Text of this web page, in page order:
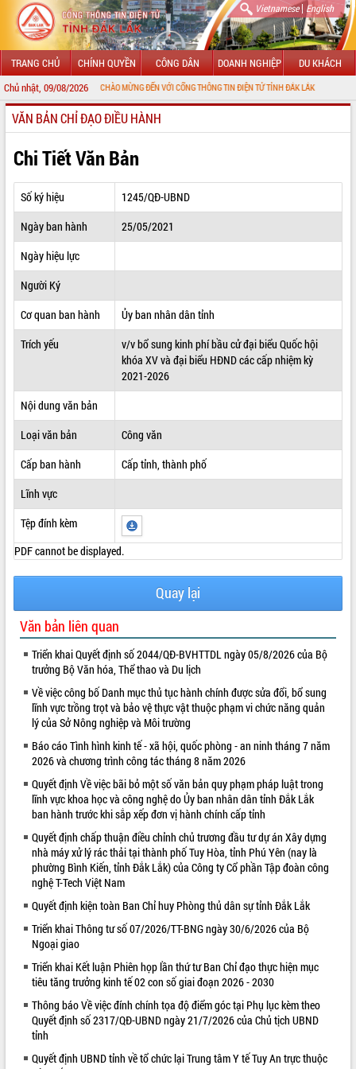
Vietnamese| English
TRANG CHỦ CHÍNH QUYỀN CÔNG DÂN DOANH NGHIỆP DU KHÁCH
Chủ nhật, 09/08/2026CHÀO MỪNG ĐẾN VỚI CỔNG THÔNG TIN ĐIỆN TỬ TỈNH ĐẮK LẮK
GIỚI THIỆU
LÃNH ĐẠO UBND TỈNH
TIN TỨC SỰ KIỆN
SỞ, BAN, NGÀNH
THÔNG TIN CHỈ ĐẠO ĐIỀU HÀNH
HỆ THỐNG VĂN BẢN
VĂN BẢN HĐND TỈNH
QUY HOẠCH - KẾ HOẠCH
VIDEO
Trailer Lễ hội Sầu riêng Đắk Lắk năm
2026
Khám bệnh, cấp phát thuốc miễn phí
và tặng quà người dân xã Cư Pui
Hội nghị UBND tỉnh Đắk Lắk thường kỳ
tháng 7/2026
Lễ truy tặng danh hiệu “Bà Mẹ Việt
Nam Anh hùng” và trao Huân chương
Lao động
UBND tỉnh Đắk Lắk triển khai nhiệm
ALBUM ẢNH
VĂN BẢN CHỈ ĐẠO ĐIỀU HÀNH
Chi Tiết Văn Bản
Số ký hiệu
1245/QĐ-UBND
Ngày ban hành
25/05/2021
Ngày hiệu lực
Người Ký
Cơ quan ban hành
Ủy ban nhân dân tỉnh
Trích yếu
v/v bổ sung kinh phí bầu cử đại biểu Quốc hội
khóa XV và đại biểu HĐND các cấp nhiệm kỳ
2021-2026
Nội dung văn bản
Loại văn bản
Công văn
Cấp ban hành
Cấp tỉnh, thành phố
Lĩnh vực
Tệp đính kèm
PDF cannot be displayed.
Quay lại
Văn bản liên quan
Triển khai Quyết định số 2044/QĐ-BVHTTDL ngày 05/8/2026 của Bộ
trưởng Bộ Văn hóa, Thể thao và Du lịch
Về việc công bố Danh mục thủ tục hành chính được sửa đổi, bổ sung
lĩnh vực trồng trọt và bảo vệ thực vật thuộc phạm vi chức năng quản
lý của Sở Nông nghiệp và Môi trường
Báo cáo Tình hình kinh tế - xã hội, quốc phòng - an ninh tháng 7 năm
2026 và chương trình công tác tháng 8 năm 2026
Quyết định Về việc bãi bỏ một số văn bản quy phạm pháp luật trong
lĩnh vực khoa học và công nghệ do Ủy ban nhân dân tỉnh Đắk Lắk
ban hành trước khi sắp xếp đơn vị hành chính cấp tỉnh
Quyết định chấp thuận điều chỉnh chủ trương đầu tư dự án Xây dựng
nhà máy xử lý rác thải tại thành phố Tuy Hòa, tỉnh Phú Yên (nay là
phường Bình Kiến, tỉnh Đắk Lắk) của Công ty Cổ phần Tập đoàn công
nghệ T-Tech Việt Nam
Quyết định kiện toàn Ban Chỉ huy Phòng thủ dân sự tỉnh Đắk Lắk
Triển khai Thông tư số 07/2026/TT-BNG ngày 30/6/2026 của Bộ
Ngoại giao
Triển khai Kết luận Phiên họp lần thứ tư Ban Chỉ đạo thực hiện mục
tiêu tăng trưởng kinh tế 02 con số giai đoạn 2026 - 2030
Thông báo Về việc đính chính tọa độ điểm góc tại Phụ lục kèm theo
Quyết định số 2317/QĐ-UBND ngày 21/7/2026 của Chủ tịch UBND
tỉnh
Quyết định UBND tỉnh về tổ chức lại Trung tâm Y tế Tuy An trực thuộc